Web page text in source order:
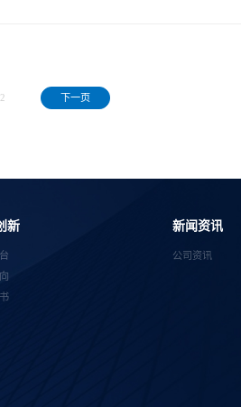
2 下一页
新 新闻资讯
公司资讯